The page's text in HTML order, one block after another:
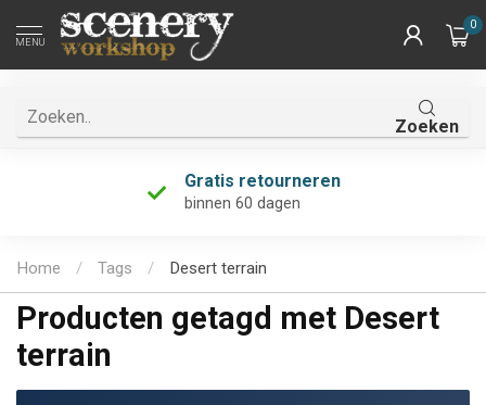
MENU
0
Zoeken
Gratis retourneren
binnen 60 dagen
Home / Tags / Desert terrain
Producten getagd met Desert
terrain